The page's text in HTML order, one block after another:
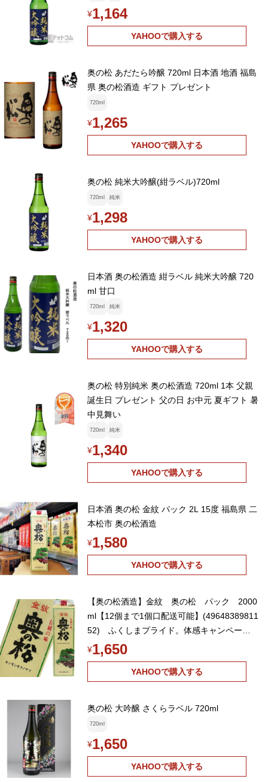
¥1,164
YAHOOで購入する
奥の松 あだたら吟醸 720ml 日本酒 地酒 福島
県 奥の松酒造 ギフト プレゼント
720ml
¥1,265
YAHOOで購入する
奥の松 純米大吟醸(紺ラベル)720ml
720ml 純米
¥1,298
YAHOOで購入する
日本酒 奥の松酒造 紺ラベル 純米大吟醸 720
ml 甘口
720ml 純米
¥1,320
YAHOOで購入する
奥の松 特別純米 奥の松酒造 720ml 1本 父親
誕生日 プレゼント 父の日 お中元 夏ギフト 暑
中見舞い
720ml 純米
¥1,340
YAHOOで購入する
日本酒 奥の松 金紋 パック 2L 15度 福島県 二
本松市 奥の松酒造
¥1,580
YAHOOで購入する
【奥の松酒造】金紋 奥の松 パック 2000
ml【12個まで1個口配送可能】(49648389811
52) ふくしまプライド。体感キャンペーン
(お酒/飲料)
¥1,650
YAHOOで購入する
奥の松 大吟醸 さくらラベル 720ml
720ml
¥1,650
YAHOOで購入する